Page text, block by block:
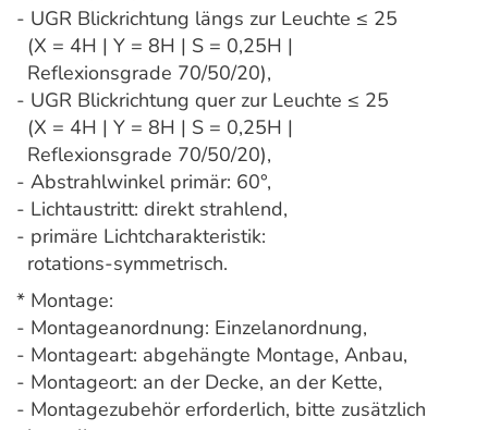
- UGR Blickrichtung längs zur Leuchte ≤ 25
(X = 4H | Y = 8H | S = 0,25H |
Reflexionsgrade 70/50/20),
- UGR Blickrichtung quer zur Leuchte ≤ 25
(X = 4H | Y = 8H | S = 0,25H |
Reflexionsgrade 70/50/20),
- Abstrahlwinkel primär: 60°,
- Lichtaustritt: direkt strahlend,
- primäre Lichtcharakteristik:
rotations-symmetrisch.
* Montage:
- Montageanordnung: Einzelanordnung,
- Montageart: abgehängte Montage, Anbau,
- Montageort: an der Decke, an der Kette,
- Montagezubehör erforderlich, bitte zusätzlich